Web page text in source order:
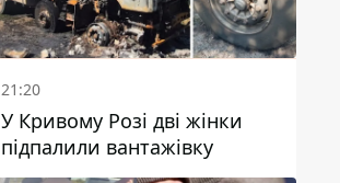
21:20
У Кривому Розі дві жінки
підпалили вантажівку